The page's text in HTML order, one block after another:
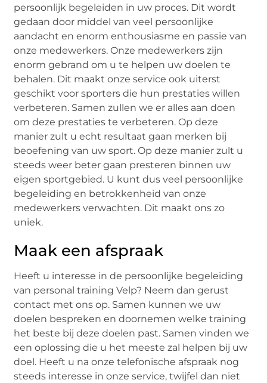
persoonlijk begeleiden in uw proces. Dit wordt
gedaan door middel van veel persoonlijke
aandacht en enorm enthousiasme en passie van
onze medewerkers. Onze medewerkers zijn
enorm gebrand om u te helpen uw doelen te
behalen. Dit maakt onze service ook uiterst
geschikt voor sporters die hun prestaties willen
verbeteren. Samen zullen we er alles aan doen
om deze prestaties te verbeteren. Op deze
manier zult u echt resultaat gaan merken bij
beoefening van uw sport. Op deze manier zult u
steeds weer beter gaan presteren binnen uw
eigen sportgebied. U kunt dus veel persoonlijke
begeleiding en betrokkenheid van onze
medewerkers verwachten. Dit maakt ons zo
uniek.
Maak een afspraak
Heeft u interesse in de persoonlijke begeleiding
van personal training Velp? Neem dan gerust
contact met ons op. Samen kunnen we uw
doelen bespreken en doornemen welke training
het beste bij deze doelen past. Samen vinden we
een oplossing die u het meeste zal helpen bij uw
doel. Heeft u na onze telefonische afspraak nog
steeds interesse in onze service, twijfel dan niet